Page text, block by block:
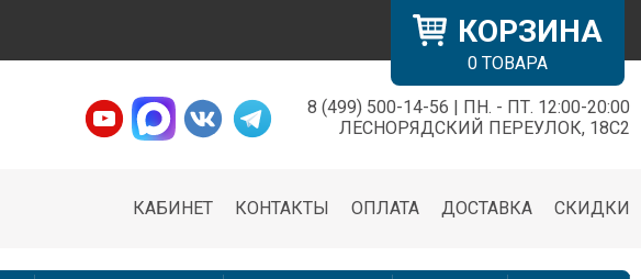
КОРЗИНА
0 ТОВАРА
8 (499) 500-14-56 | ПН. - ПТ. 12:00-20:00
ЛЕСНОРЯДСКИЙ ПЕРЕУЛОК, 18С2
СКИДКИ
ДОСТАВКА
ОПЛАТА
КОНТАКТЫ
КАБИНЕТ
×